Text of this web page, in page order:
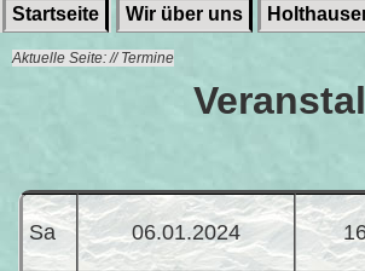
Startseite Wir über uns
Aktuelle Seite: // Termine
Sa 06.01.2024